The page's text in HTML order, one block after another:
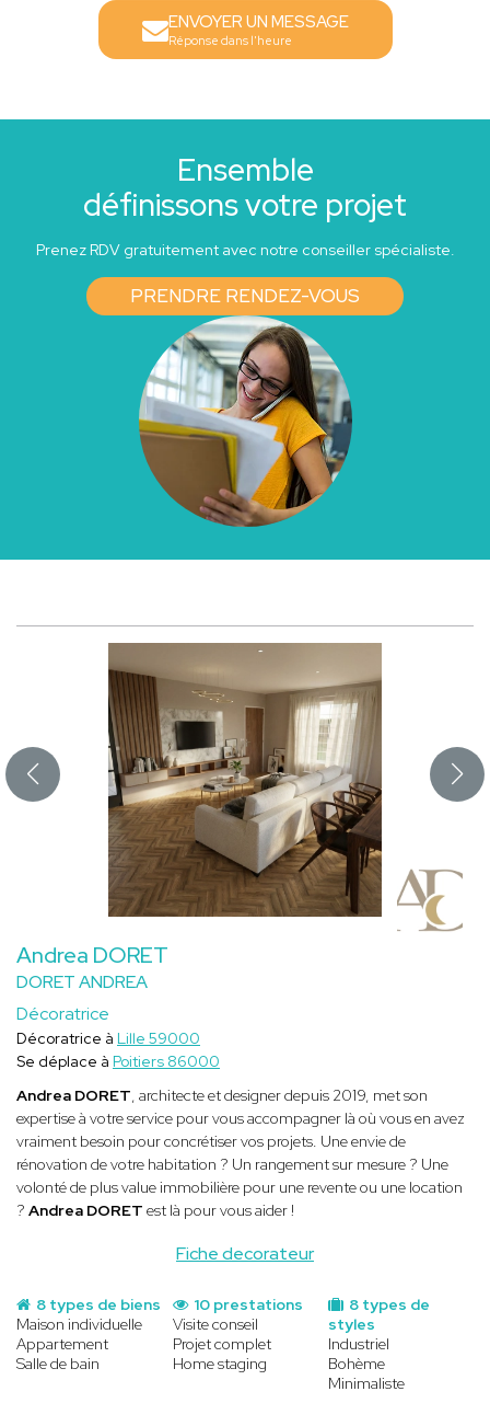
ENVOYER UN MESSAGE
Réponse dans l'heure
Ensemble
définissons votre projet
Prenez RDV gratuitement avec notre conseiller spécialiste.
PRENDRE RENDEZ-VOUS
Andrea DORET
DORET ANDREA
Décoratrice
Fiche decorateur
Décoratrice à Lille 59000
Se déplace à Poitiers 86000
Andrea DORET, architecte et designer depuis 2019, met son
expertise à votre service pour vous accompagner là où vous en avez
vraiment besoin pour concrétiser vos projets. Une envie de
rénovation de votre habitation ? Un rangement sur mesure ? Une
volonté de plus value immobilière pour une revente ou une location
? Andrea DORET est là pour vous aider !
8 types de biens
Maison individuelle
Appartement
Salle de bain
8 types de
styles
Industriel
Bohème
Minimaliste
10 prestations
Visite conseil
Projet complet
Home staging